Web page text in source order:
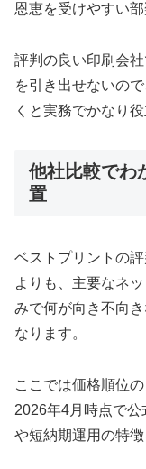
恩恵を受けやすい部
評判の良い印刷会
を引き出せないの
くと実務でかなり役
他社比較でわ
置
ベストプリントの
よりも、主要なネ
みで何が向き不向
なります。
ここでは価格順位
2026年4月時点で
や短納期運用の特